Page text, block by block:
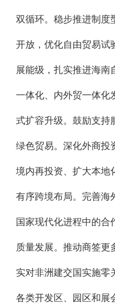
双循环。稳步推进制度
开放，优化自由贸易试
展能级，扎实推进海南
一体化、内外贸一体化
式扩容升级。鼓励支持
绿色贸易。深化外商投
境内再投资、扩大本地
有序跨境布局。完善海
国家现代化进程中的合
质量发展。推动商签更
实对非洲建交国实施零
各类开发区、园区和展